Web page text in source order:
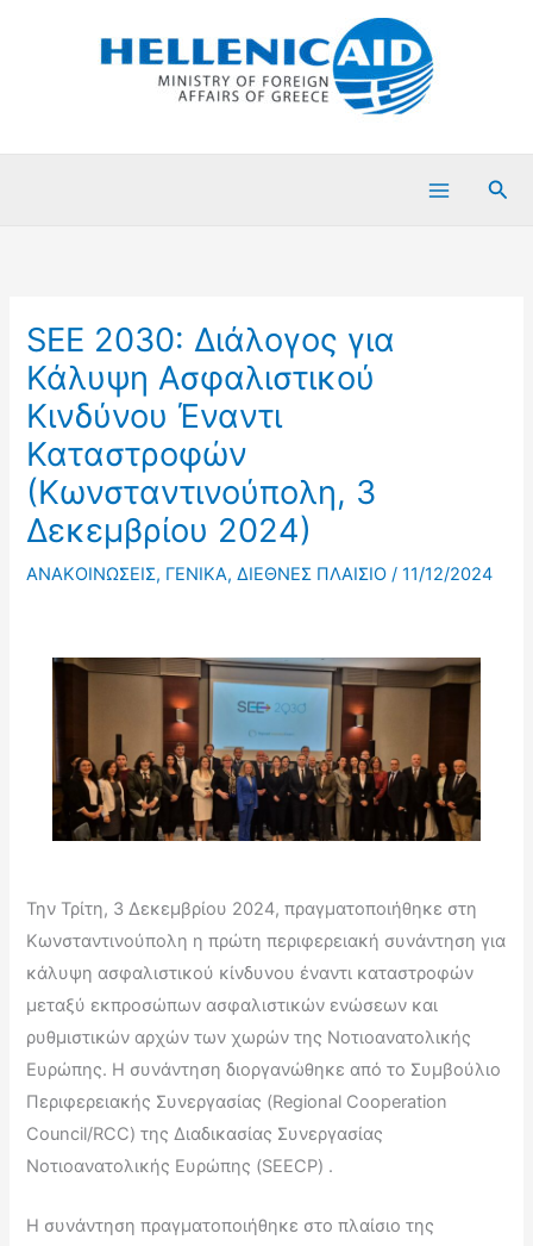
SEE 2030: Διάλογος για
Κάλυψη Ασφαλιστικού
Κινδύνου Έναντι
Καταστροφών
(Κωνσταντινούπολη, 3
Δεκεμβρίου 2024)
ΑΝΑΚΟΙΝΩΣΕΙΣ, ΓΕΝΙΚΑ,ΔΙΕΘΝΕΣ ΠΛΑΙΣΙΟ /11/12/2024
Την Τρίτη, 3 Δεκεμβρίου 2024, πραγματοποιήθηκε στη
Κωνσταντινούπολη η πρώτη περιφερειακή συνάντηση για
κάλυψη ασφαλιστικού κίνδυνου έναντι καταστροφών
μεταξύ εκπροσώπων ασφαλιστικών ενώσεων και
ρυθμιστικών αρχών των χωρών της Νοτιοανατολικής
Ευρώπης. Η συνάντηση διοργανώθηκε από το Συμβούλιο
Περιφερειακής Συνεργασίας (Regional Cooperation
Council/RCC) της Διαδικασίας Συνεργασίας
Νοτιοανατολικής Ευρώπης (SEECP) .
Η συνάντηση πραγματοποιήθηκε στο πλαίσιο της